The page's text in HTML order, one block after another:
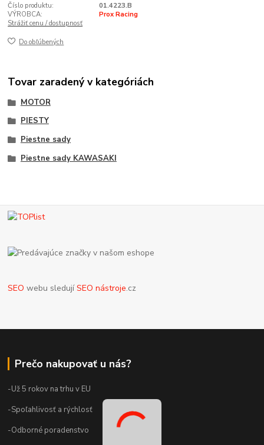
Číslo produktu:
01.4223.B
VÝROBCA:
Prox Racing
Strážiť cenu / dostupnosť
Do obľúbených
Tovar zaradený v kategóriách
MOTOR
PIESTY
Piestne sady
Piestne sady KAWASAKI
SEO webu sledujíSEO nástroje.cz
Prečo nakupovať u nás?
-Už 5 rokov na trhu v EU
-Spoľahlivosť a rýchlosť
-Odborné poradenstvo